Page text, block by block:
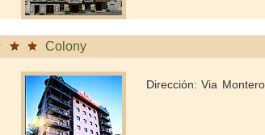
Colony
Dirección: Via